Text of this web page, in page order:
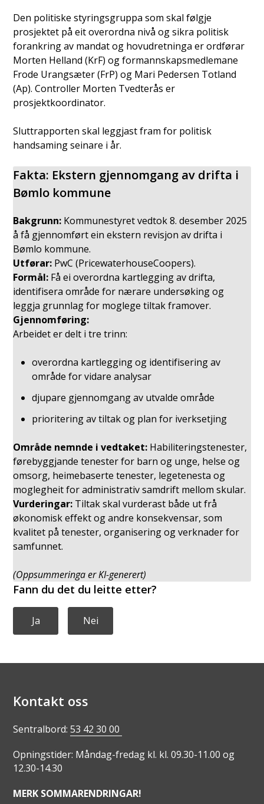
Den politiske styringsgruppa som skal følgje
prosjektet på eit overordna nivå og sikra politisk
forankring av mandat og hovudretninga er ordførar
Morten Helland (KrF) og formannskapsmedlemane
Frode Urangsæter (FrP) og Mari Pedersen Totland
(Ap). Controller Morten Tvedterås er
prosjektkoordinator.
Sluttrapporten skal leggjast fram for politisk
handsaming seinare i år.
Fakta: Ekstern gjennomgang av drifta i
Bømlo kommune
Bakgrunn: Kommunestyret vedtok 8. desember 2025
å få gjennomført ein ekstern revisjon av drifta i
Bømlo kommune.
Utførar: PwC (PricewaterhouseCoopers).
Formål: Få ei overordna kartlegging av drifta,
identifisera område for nærare undersøking og
leggja grunnlag for moglege tiltak framover.
Gjennomføring:
Arbeidet er delt i tre trinn:
overordna kartlegging og identifisering av
område for vidare analysar
djupare gjennomgang av utvalde område
prioritering av tiltak og plan for iverksetjing
Område nemnde i vedtaket: Habiliteringstenester,
førebyggjande tenester for barn og unge, helse og
omsorg, heimebaserte tenester, legetenesta og
moglegheit for administrativ samdrift mellom skular.
Vurderingar: Tiltak skal vurderast både ut frå
økonomisk effekt og andre konsekvensar, som
kvalitet på tenester, organisering og verknader for
samfunnet.
(Oppsummeringa er KI-generert)
Fann du det du leitte etter?
Ja Nei
Kontakt oss
Sentralbord:53 42 30 00
Opningstider: Måndag-fredag kl. kl. 09.30-11.00 og
12.30-14.30
MERK SOMMARENDRINGAR!